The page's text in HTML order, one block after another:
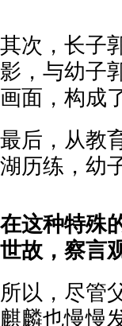
其次，长子
影，与幼子
画面，构成
最后，从教
湖历练，幼
在这种特殊
世故，察言
所以，尽管
麒麟也慢慢